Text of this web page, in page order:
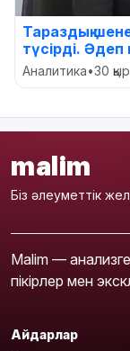
Тараздық
түсірді.
Аналитика•30
malim
Біз әлеуметтік
Malim —
пікірлер мен
Айдарлар